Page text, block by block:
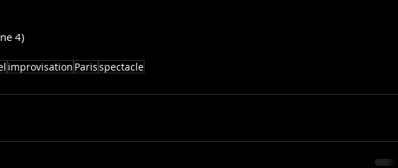
4)
improvisation Parisspectacle